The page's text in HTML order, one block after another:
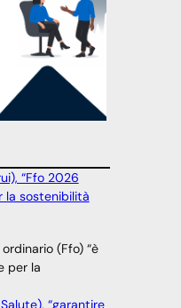
“Ffo 2026
la sostenibilità
(Ffo) “è
per la
“garantire